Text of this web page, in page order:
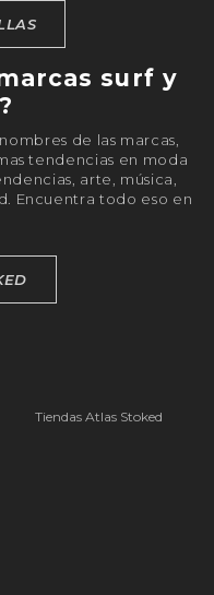
Tiendas Atlas Stoked
surf y
de las marcas,
tendencias en moda
arte, música,
Encuentra todo eso en